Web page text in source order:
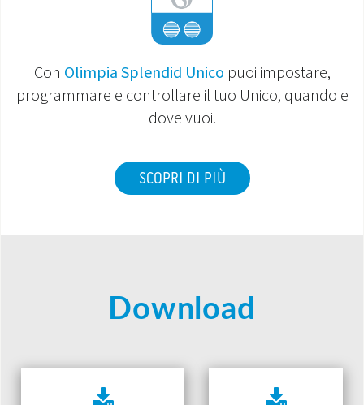
Con Olimpia Splendid Unico puoi impostare,
programmare e controllare il tuo Unico, quando e
dove vuoi.
SCOPRI DI PIÙ
Download